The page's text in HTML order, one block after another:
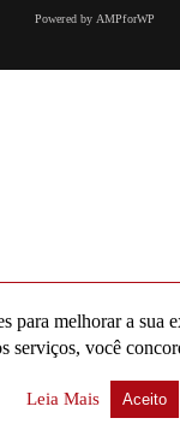
Powered by AMPforWP
para melhorar a sua
serviços, você
Leia Mais Aceito